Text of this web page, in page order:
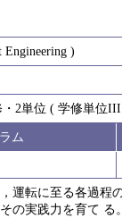
Engineering )
2単位 ( 学修単位
ム
運転に至る各過程
の実践力を育て